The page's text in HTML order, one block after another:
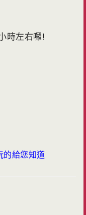
時左右囉!
的給您知道